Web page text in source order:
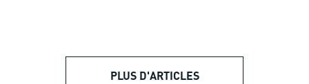
PLUS D'ARTICLES